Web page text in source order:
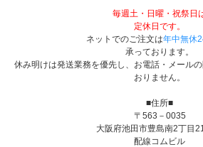
毎週土・日曜・祝祭日
定休日です。
ネットでのご注文は年中無休
承っております。
休み明けは発送業務を優先し、お電話・メール
おりません。
■住所■
〒563－0035
大阪府池田市豊島南2丁目
配線コムビル